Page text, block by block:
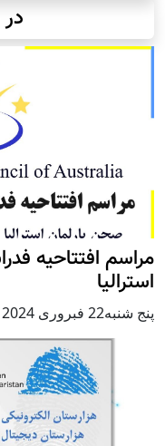
مراسم افتتاحیه
استرالیا
پنج شنبه22 فبروری 2024